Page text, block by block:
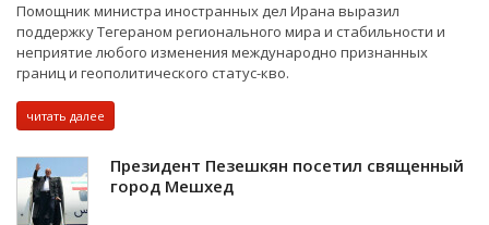
Помощник министра иностранных дел Ирана выразил
поддержку Тегераном регионального мира и стабильности и
неприятие любого изменения международно признанных
границ и геополитического статус-кво.
читать далее
Президент Пезешкян посетил священный
город Мешхед